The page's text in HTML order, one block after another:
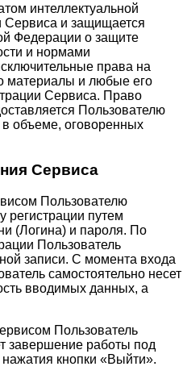
интеллектуальной
Сервиса и защищается
Федерации о защите
и нормами
права на
материалы и любые его
Сервиса. Право
Пользователю
в объеме, оговоренных
Сервиса
Пользователю
регистрации путем
(Логина) и пароля. По
Пользователь
записи. С момента входа
самостоятельно несет
вводимых данных, а
Пользователь
завершение работы под
кнопки «Выйти».